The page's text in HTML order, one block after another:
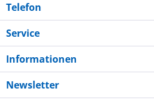
Telefon
Service
Informationen
Newsletter